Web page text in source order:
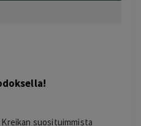
suosituimmista